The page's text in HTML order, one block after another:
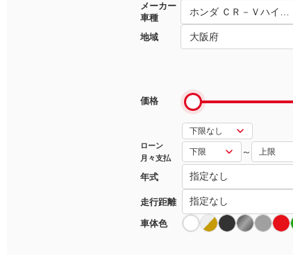
メーカー
車種
ホンダ ＣＲ－Ｖハイブ
地域 大阪府
価格
ローン
月々支払
～
年式
走行距離
車体色